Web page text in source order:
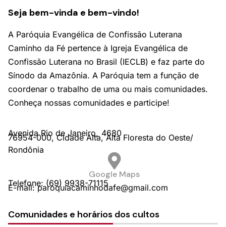
Seja bem-vinda e bem-vindo!
A Paróquia Evangélica de Confissão Luterana
Caminho da Fé pertence à Igreja Evangélica de
Confissão Luterana no Brasil (IECLB) e faz parte do
Sínodo da Amazônia. A Paróquia tem a função de
coordenar o trabalho de uma ou mais comunidades.
Conheça nossas comunidades e participe!
Avenida Rio de Janeiro, 4680
76954-000, Cidade Alta, Alta Floresta do Oeste/
Rondônia
Google Maps
Telefone: (69) 9938-71115
E-mail: paroquiacaminhodafe@gmail.com
Comunidades e horários dos cultos